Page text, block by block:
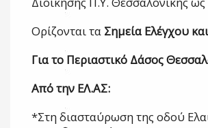
Ορίζονται τα Σημεία Ελέγχου
Για το Περιαστικό Δάσος
Από την ΕΛ.ΑΣ:
*Στη διασταύρωση της οδού